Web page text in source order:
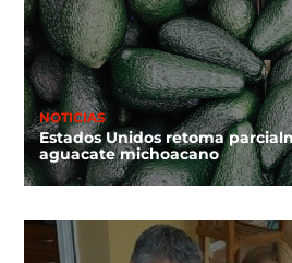
NOTICIAS
Estados Unidos retoma
aguacate michoacano